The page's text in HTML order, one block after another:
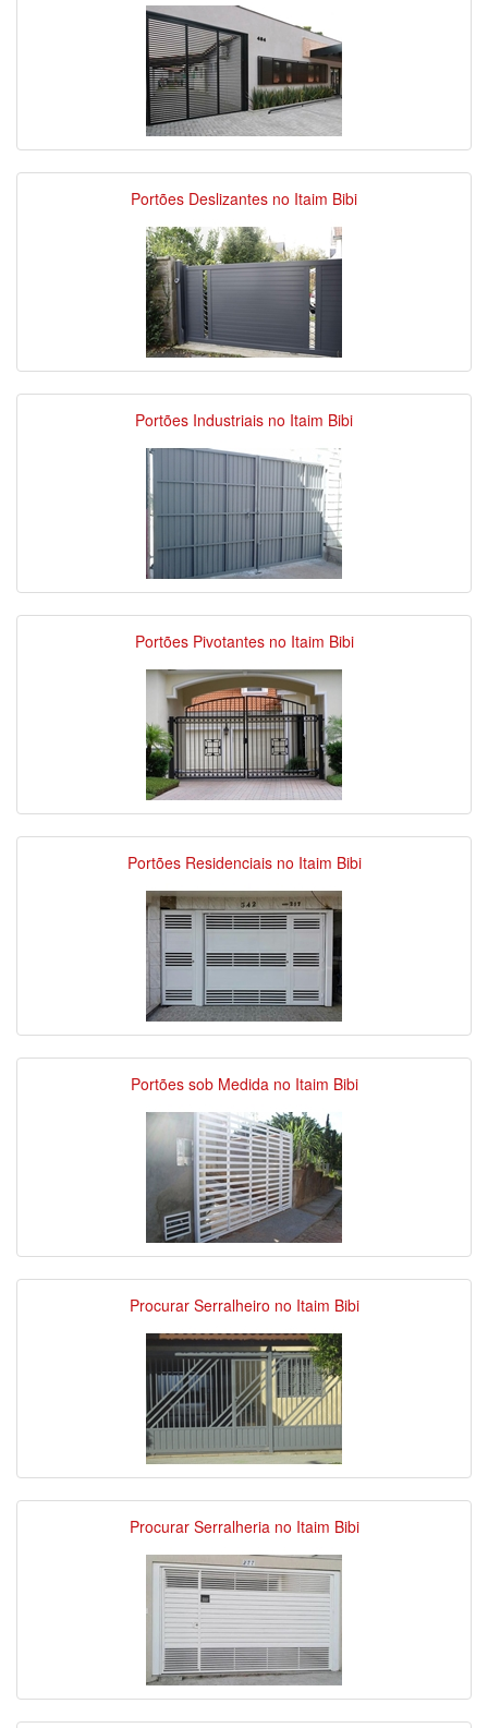
Portões Deslizantes no Itaim Bibi
Portões Industriais no Itaim Bibi
Portões Pivotantes no Itaim Bibi
Portões Residenciais no Itaim Bibi
Portões sob Medida no Itaim Bibi
Procurar Serralheiro no Itaim Bibi
Procurar Serralheria no Itaim Bibi